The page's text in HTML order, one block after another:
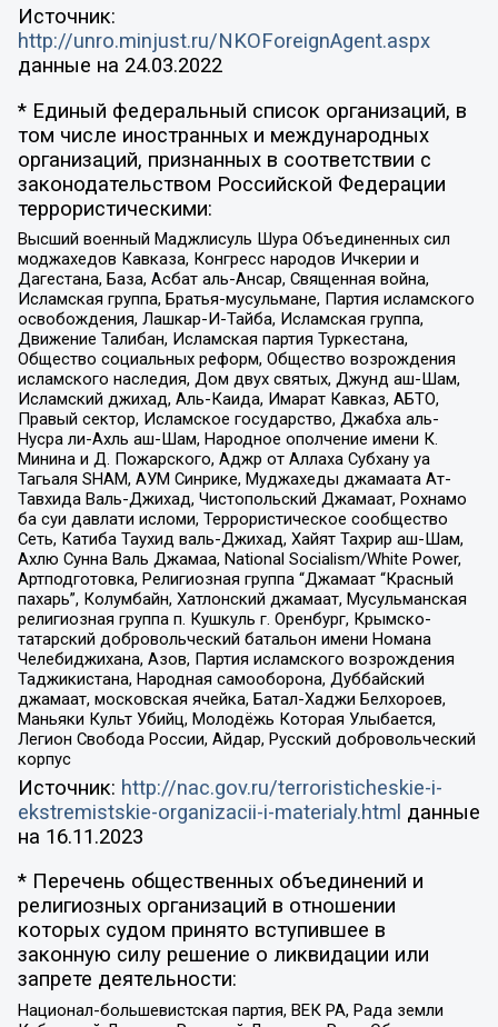
Источник:
http://unro.minjust.ru/NKOForeignAgent.aspx
данные на 24.03.2022
* Единый федеральный список организаций, в
том числе иностранных и международных
организаций, признанных в соответствии с
законодательством Российской Федерации
террористическими:
Высший военный Маджлисуль Шура Объединенных сил
моджахедов Кавказа, Конгресс народов Ичкерии и
Дагестана, База, Асбат аль-Ансар, Священная война,
Исламская группа, Братья-мусульмане, Партия исламского
освобождения, Лашкар-И-Тайба, Исламская группа,
Движение Талибан, Исламская партия Туркестана,
Общество социальных реформ, Общество возрождения
исламского наследия, Дом двух святых, Джунд аш-Шам,
Исламский джихад, Аль-Каида, Имарат Кавказ, АБТО,
Правый сектор, Исламское государство, Джабха аль-
Нусра ли-Ахль аш-Шам, Народное ополчение имени К.
Минина и Д. Пожарского, Аджр от Аллаха Субхану уа
Тагьаля SHAM, АУМ Синрике, Муджахеды джамаата Ат-
Тавхида Валь-Джихад, Чистопольский Джамаат, Рохнамо
ба суи давлати исломи, Террористическое сообщество
Сеть, Катиба Таухид валь-Джихад, Хайят Тахрир аш-Шам,
Ахлю Сунна Валь Джамаа, National Socialism/White Power,
Артподготовка, Религиозная группа “Джамаат “Красный
пахарь”, Колумбайн, Хатлонский джамаат, Мусульманская
религиозная группа п. Кушкуль г. Оренбург, Крымско-
татарский добровольческий батальон имени Номана
Челебиджихана, Азов, Партия исламского возрождения
Таджикистана, Народная самооборона, Дуббайский
джамаат, московская ячейка, Батал-Хаджи Белхороев,
Маньяки Культ Убийц, Молодёжь Которая Улыбается,
Легион Свобода России, Айдар, Русский добровольческий
корпус
Источник: http://nac.gov.ru/terroristicheskie-i-
ekstremistskie-organizacii-i-materialy.html данные
на 16.11.2023
* Перечень общественных объединений и
религиозных организаций в отношении
которых судом принято вступившее в
законную силу решение о ликвидации или
запрете деятельности:
Национал-большевистская партия, ВЕК РА, Рада земли